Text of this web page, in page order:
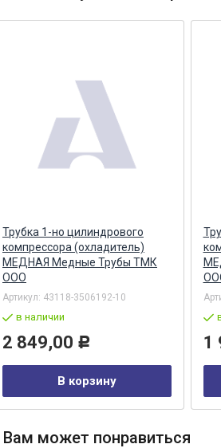
Трубка 1-но цилиндрового
компрессора (охладитель)
МЕДНАЯ Медные Трубы ТМК
ООО
Артикул: 43118-3506192-10
в наличии
2 849,00 Р
В корзину
1
Вам может понравиться